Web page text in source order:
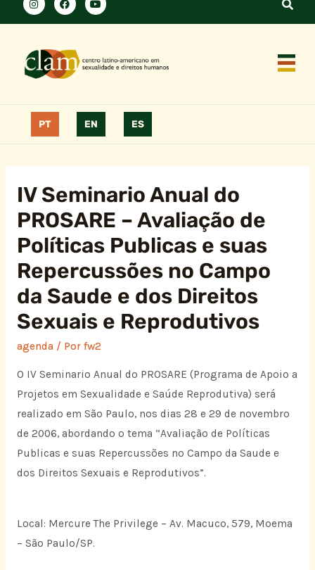
PT EN ES
IV Seminario Anual do
PROSARE – Avaliação de
Políticas Publicas e suas
Repercussões no Campo
da Saude e dos Direitos
Sexuais e Reprodutivos
agenda/ Por fw2
O IV Seminario Anual do PROSARE (Programa de Apoio a
Projetos em Sexualidade e Saúde Reprodutiva) será
realizado em São Paulo, nos dias 28 e 29 de novembro
de 2006, abordando o tema “Avaliação de Políticas
Publicas e suas Repercussões no Campo da Saude e
dos Direitos Sexuais e Reprodutivos”.
Local: Mercure The Privilege – Av. Macuco, 579, Moema
– São Paulo/SP.